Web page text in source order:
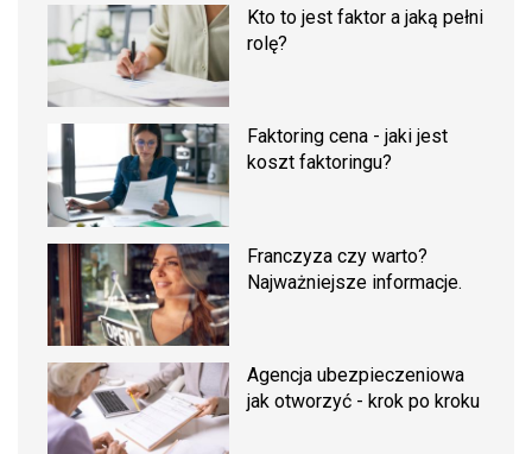
Kto to jest faktor a jaką pełni
rolę?
Faktoring cena - jaki jest
koszt faktoringu?
Franczyza czy warto?
Najważniejsze informacje.
Agencja ubezpieczeniowa
jak otworzyć - krok po kroku